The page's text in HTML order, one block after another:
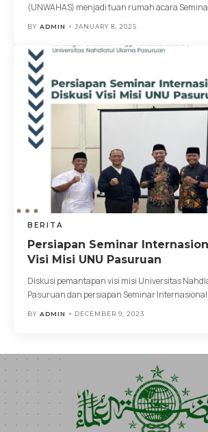
(UNWAHAS) menjadi tuan rumah acara
BY ADMIN JANUARY 8, 2025
BERITA
Persiapan Seminar
Visi Misi UNU Pasuruan
Diskusi pemantapan visi misi Universitas
Pasuruan dan persiapan Seminar Internasional
BY ADMIN DECEMBER 9, 2023